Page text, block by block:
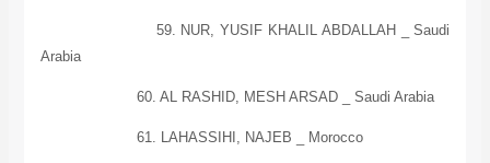
59. NUR, YUSIF KHALIL ABDALLAH _ Saudi
Arabia
60. AL RASHID, MESH ARSAD _ Saudi Arabia
61. LAHASSIHI, NAJEB _ Morocco